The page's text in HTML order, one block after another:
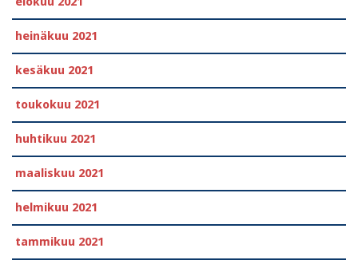
heinäkuu 2021
kesäkuu 2021
toukokuu 2021
huhtikuu 2021
maaliskuu 2021
helmikuu 2021
tammikuu 2021